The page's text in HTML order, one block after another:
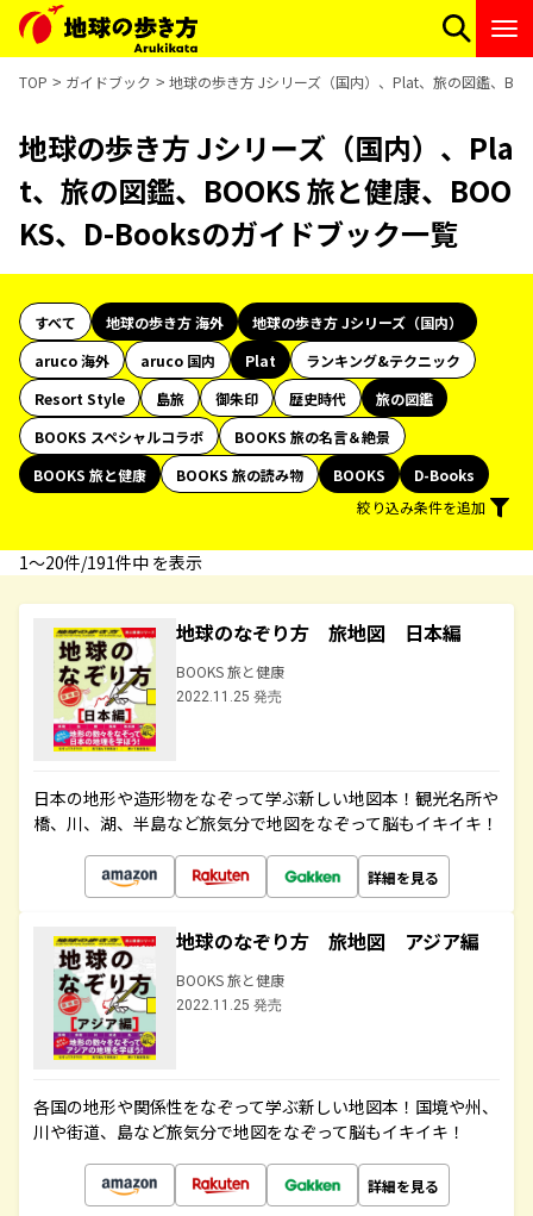
TOP ガイドブック 地球の歩き方 Jシリーズ（国内）、Plat、旅の図鑑、
地球の歩き方 Jシリーズ（国内）、Pla
t、旅の図鑑、BOOKS 旅と健康、BOO
KS、D-Booksのガイドブック一覧
すべて 地球の歩き方 海外
地球の歩き方 Jシリーズ（国内）
aruco 海外
aruco 国内 Plat
ランキング&テクニック
Resort Style
島旅 御朱印 歴史時代
旅の図鑑
BOOKS スペシャルコラボ
BOOKS 旅の名言＆絶景
BOOKS 旅と健康
BOOKS 旅の読み物 BOOKS
D-Books
絞り込み条件を追加
1〜20件/191件中 を表示
地球のなぞり方 旅地図 日本編
BOOKS 旅と健康
2022.11.25 発売
日本の地形や造形物をなぞって学ぶ新しい地図本！観光名所や
橋、川、湖、半島など旅気分で地図をなぞって脳もイキイキ！
詳細を見る
地球のなぞり方 旅地図 アジア編
BOOKS 旅と健康
2022.11.25 発売
各国の地形や関係性をなぞって学ぶ新しい地図本！国境や州、
川や街道、島など旅気分で地図をなぞって脳もイキイキ！
詳細を見る